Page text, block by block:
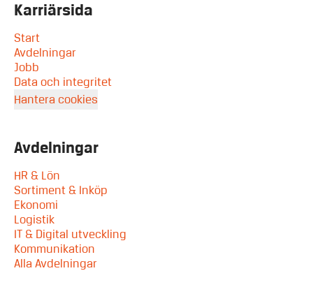
Karriärsida
Start
Avdelningar
Jobb
Data och integritet
Hantera cookies
Avdelningar
HR & Lön
Sortiment & Inköp
Ekonomi
Logistik
IT & Digital utveckling
Kommunikation
Alla Avdelningar